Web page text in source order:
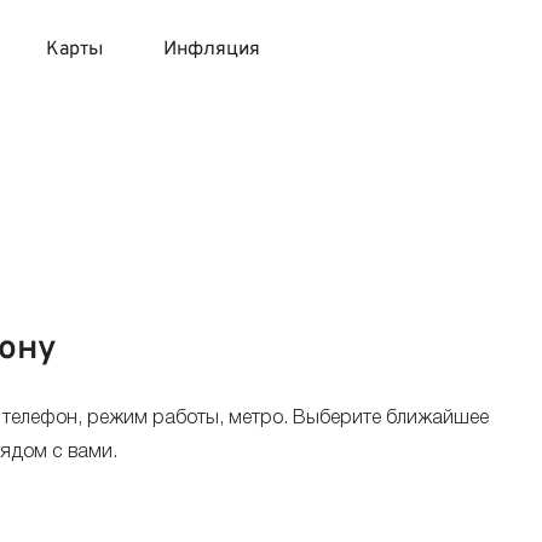
Карты
карты с моментальным решением
карты без посещения банка
Инфляция
режим работы, метро. Выберите ближайшее
с вами.